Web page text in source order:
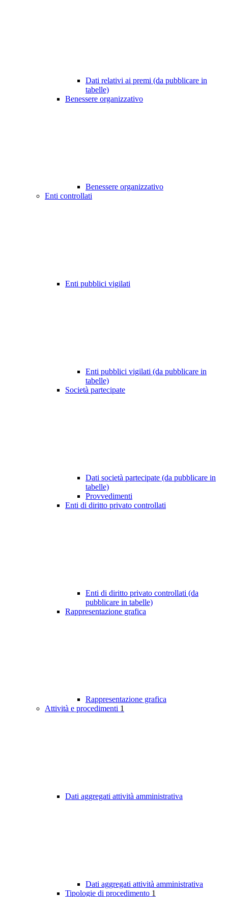
Dati relativi ai premi (da pubblicare in
tabelle)
Benessere organizzativo
Benessere organizzativo
Enti controllati
Enti pubblici vigilati
Enti pubblici vigilati (da pubblicare in
tabelle)
Società partecipate
Dati società partecipate (da pubblicare in
tabelle)
Provvedimenti
Enti di diritto privato controllati
Enti di diritto privato controllati (da
pubblicare in tabelle)
Rappresentazione grafica
Rappresentazione grafica
Attività e procedimenti 1
Dati aggregati attività amministrativa
Dati aggregati attività amministrativa
Tipologie di procedimento 1